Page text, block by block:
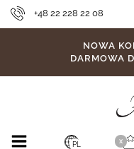
+48 22 228 22 08
NOWA
DARMOWA
PL X